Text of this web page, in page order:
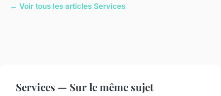
← Voir tous les articles Services
Services — Sur le même sujet